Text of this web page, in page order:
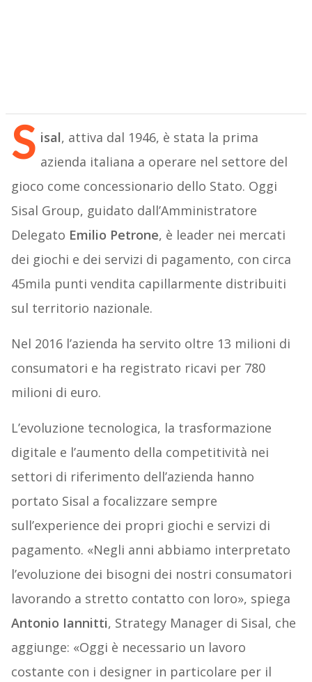
S isal, attiva dal 1946, è stata la prima
azienda italiana a operare nel settore del
gioco come concessionario dello Stato. Oggi
Sisal Group, guidato dall’Amministratore
Delegato Emilio Petrone, è leader nei mercati
dei giochi e dei servizi di pagamento, con circa
45mila punti vendita capillarmente distribuiti
sul territorio nazionale.
Nel 2016 l’azienda ha servito oltre 13 milioni di
consumatori e ha registrato ricavi per 780
milioni di euro.
L’evoluzione tecnologica, la trasformazione
digitale e l’aumento della competitività nei
settori di riferimento dell’azienda hanno
portato Sisal a focalizzare sempre
sull’experience dei propri giochi e servizi di
pagamento. «Negli anni abbiamo interpretato
l’evoluzione dei bisogni dei nostri consumatori
lavorando a stretto contatto con loro», spiega
Antonio Iannitti, Strategy Manager di Sisal, che
aggiunge: «Oggi è necessario un lavoro
costante con i designer in particolare per il